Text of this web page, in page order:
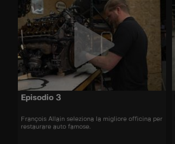
Episodio 3
François Allain seleziona la migliore officina per
restaurare auto famose.